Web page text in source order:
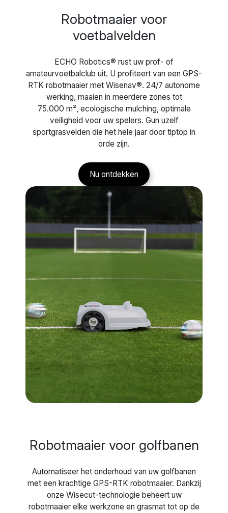
Robotmaaier voor
voetbalvelden
ECHO Robotics® rust uw prof- of
amateurvoetbalclub uit. U profiteert van een GPS-
RTK robotmaaier met Wisenav®. 24/7 autonome
werking, maaien in meerdere zones tot
75.000 m², ecologische mulching, optimale
veiligheid voor uw spelers. Gun uzelf
sportgrasvelden die het hele jaar door tiptop in
orde zijn.
Nu ontdekken
Robotmaaier voor golfbanen
Automatiseer het onderhoud van uw golfbanen
met een krachtige GPS-RTK robotmaaier. Dankzij
onze Wisecut-technologie beheert uw
robotmaaier elke werkzone en grasmat tot op de